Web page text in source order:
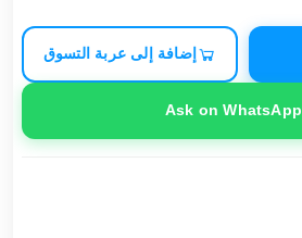
إضافة إلى عربة التسوق
Ask on WhatsApp